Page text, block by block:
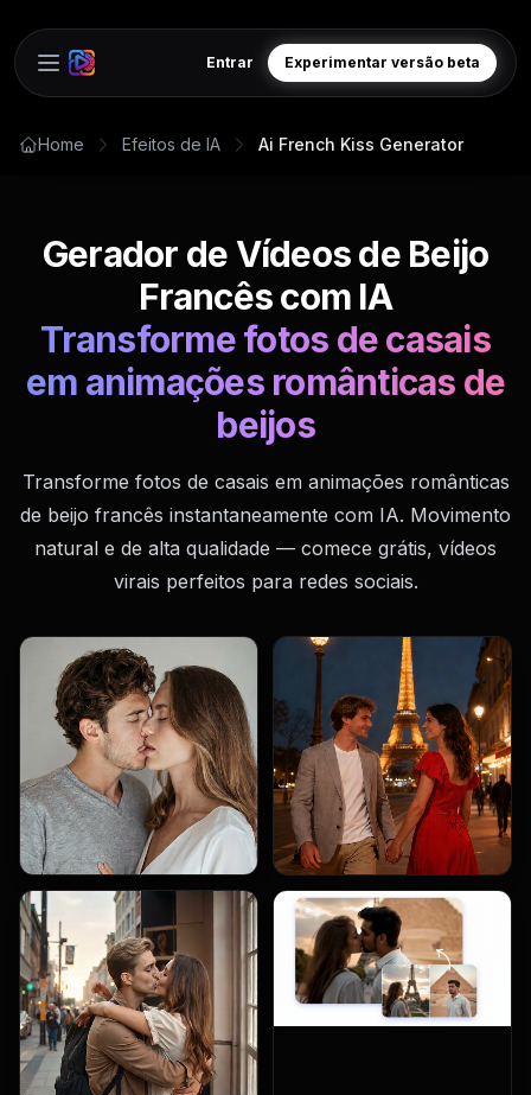
Open main menu
Entrar Experimentar versão beta
Home Efeitos de IA Ai French Kiss Generator
Gerador de Vídeos de Beijo
Francês com IA
Transforme fotos de casais
em animações românticas de
beijos
Transforme fotos de casais em animações românticas
de beijo francês instantaneamente com IA. Movimento
natural e de alta qualidade — comece grátis, vídeos
virais perfeitos para redes sociais.